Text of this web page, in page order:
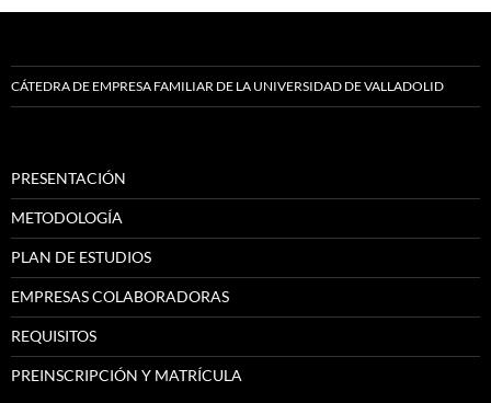
CÁTEDRA DE EMPRESA FAMILIAR DE LA UNIVERSIDAD DE VALLADOLID
PRESENTACIÓN
METODOLOGÍA
PLAN DE ESTUDIOS
EMPRESAS COLABORADORAS
REQUISITOS
PREINSCRIPCIÓN Y MATRÍCULA